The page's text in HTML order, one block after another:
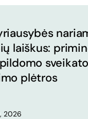
laiškus:
plėtros
2026